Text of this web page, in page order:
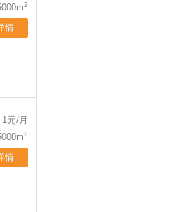
2
情
1元/月
2
情